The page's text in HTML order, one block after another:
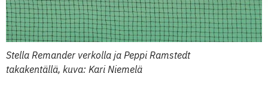
Stella Remander verkolla ja Peppi Ramstedt
takakentällä, kuva: Kari Niemelä